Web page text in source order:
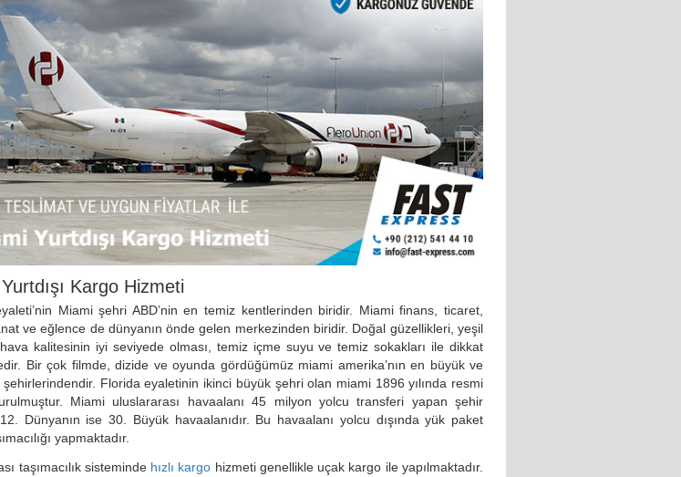
Kargo Hizmeti
Miami şehri ABD’nin en temiz kentlerinden biridir. Miami finans, ticaret,
ve eğlence de dünyanın önde gelen merkezinden biridir. Doğal güzellikleri, yeşil
kalitesinin iyi seviyede olması, temiz içme suyu ve temiz sokakları ile dikkat
Bir çok filmde, dizide ve oyunda gördüğümüz miami amerika’nın en büyük ve
şehirlerindendir. Florida eyaletinin ikinci büyük şehri olan miami 1896 yılında resmi
Miami uluslararası havaalanı 45 milyon yolcu transferi yapan şehir
12. Dünyanın ise 30. Büyük havaalanıdır. Bu havaalanı yolcu dışında yük paket
yapmaktadır.
taşımacılık sisteminde hızlı kargo hizmeti genellikle uçak kargo ile yapılmaktadır.